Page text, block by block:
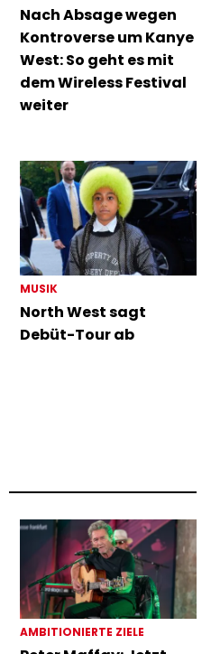
Nach Absage wegen
Kontroverse um Kanye
West: So geht es mit
dem Wireless Festival
weiter
MUSIK
North West sagt
Debüt-Tour ab
AMBITIONIERTE ZIELE